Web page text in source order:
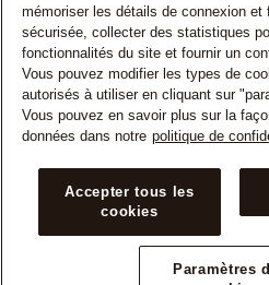
© TOUS DROITS RESERVES.
mémoriser les détails de connexion et
sécurisée, collecter des statistiques
fonctionnalités du site et fournir un
Vous pouvez modifier les types de
autorisés à utiliser en cliquant sur
Vous pouvez en savoir plus sur la
données dans notre politique de
Accepter tous les
cookies
Paramètres